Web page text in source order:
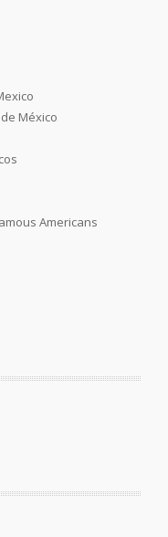
México
Americans